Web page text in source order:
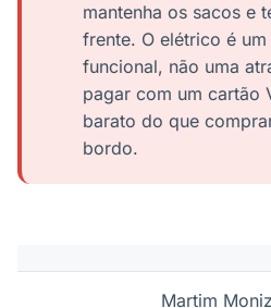
mantenha os sacos e
frente. O elétrico é
funcional, não uma
pagar com um cartão
barato do que
bordo.
Martim